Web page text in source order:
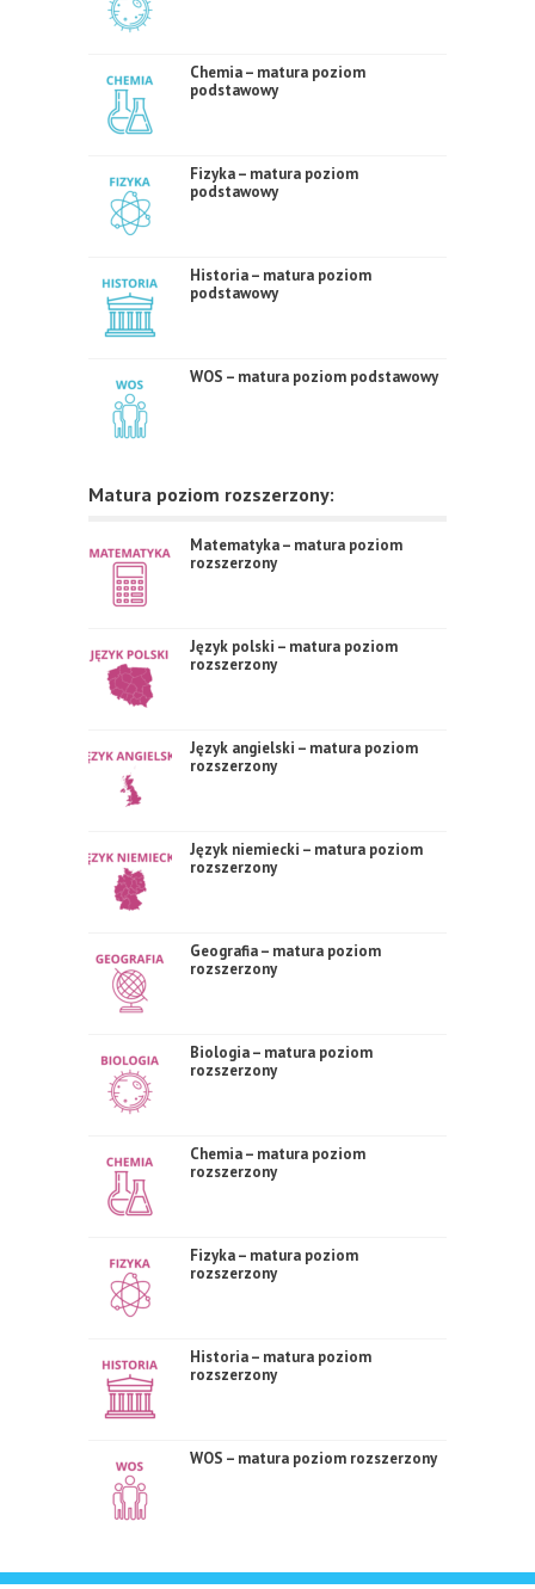
Chemia – matura poziom
podstawowy
Fizyka – matura poziom
podstawowy
Historia – matura poziom
podstawowy
WOS – matura poziom podstawowy
Matura poziom rozszerzony:
Matematyka – matura poziom
rozszerzony
Język polski – matura poziom
rozszerzony
Język angielski – matura poziom
rozszerzony
Język niemiecki – matura poziom
rozszerzony
Geografia – matura poziom
rozszerzony
Biologia – matura poziom
rozszerzony
Chemia – matura poziom
rozszerzony
Fizyka – matura poziom
rozszerzony
Historia – matura poziom
rozszerzony
WOS – matura poziom rozszerzony